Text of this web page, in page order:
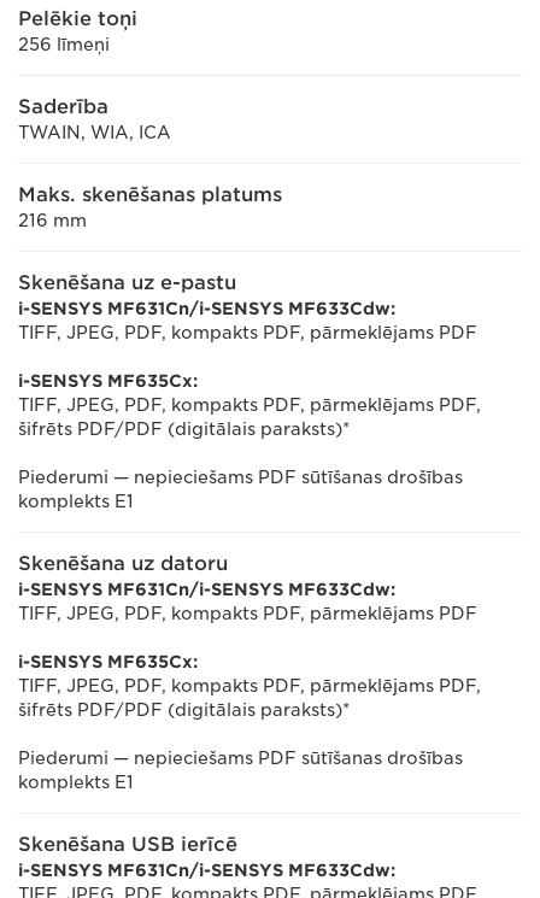
Pelēkie toņi
256 līmeņi
Saderība
TWAIN, WIA, ICA
Maks. skenēšanas platums
216 mm
Skenēšana uz e-pastu
i-SENSYS MF631Cn/i-SENSYS MF633Cdw:
TIFF, JPEG, PDF, kompakts PDF, pārmeklējams PDF
i-SENSYS MF635Cx:
TIFF, JPEG, PDF, kompakts PDF, pārmeklējams PDF,
šifrēts PDF/PDF (digitālais paraksts)*
Piederumi — nepieciešams PDF sūtīšanas drošības
komplekts E1
Skenēšana uz datoru
i-SENSYS MF631Cn/i-SENSYS MF633Cdw:
TIFF, JPEG, PDF, kompakts PDF, pārmeklējams PDF
i-SENSYS MF635Cx:
TIFF, JPEG, PDF, kompakts PDF, pārmeklējams PDF,
šifrēts PDF/PDF (digitālais paraksts)*
Piederumi — nepieciešams PDF sūtīšanas drošības
komplekts E1
Skenēšana USB ierīcē
i-SENSYS MF631Cn/i-SENSYS MF633Cdw: